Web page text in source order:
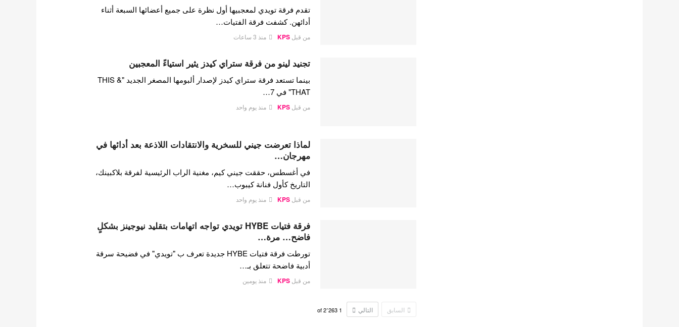
تقدم فرقة تويدي لمعجبيها أول نظرة على جميع أعضائها السبعة أثناء
أدائهن. كشفت فرقة الفتيات…
من قبلKPS منذ 3 ساعات
تجنيد لينو من فرقة ستراي كيدز يثير استياءً المعجبين
بينما تستعد فرقة ستراي كيدز لإصدار ألبومها المصغر الجديد "THIS &
THAT" في 7…
من قبلKPS منذ يوم واحد
لماذا تعرضت جيني للسخرية والانتقادات اللاذعة بعد أدائها في
مهرجان…
في أغسطس، حققت جيني كيم، مغنية الراب الرئيسية لفرقة بلاكبينك،
التاريخ كأول فنانة كيبوب…
من قبلKPS منذ يوم واحد
فرقة فتيات HYBE تويدي تواجه اتهامات بتقليد نيوجينز بشكلٍ
فاضح… مرة…
تورطت فرقة فتيات HYBE جديدة تعرف ب "تويدي" في فضيحة سرقة
أدبية فاضحة تتعلق بـ…
من قبلKPS منذ يومين
السابق التالي 1
of2٬263